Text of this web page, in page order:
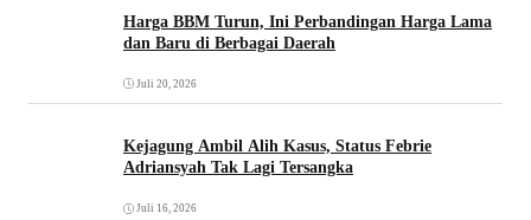
Harga BBM Turun, Ini Perbandingan Harga Lama
dan Baru di Berbagai Daerah
Juli 20, 2026
Kejagung Ambil Alih Kasus, Status Febrie
Adriansyah Tak Lagi Tersangka
Juli 16, 2026